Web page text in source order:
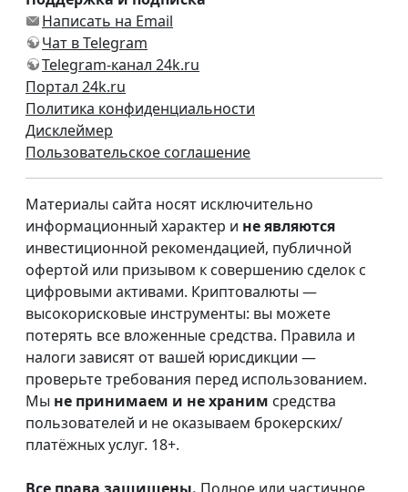
Написать на Email
Чат в Telegram
Telegram-канал 24k.ru
Портал 24k.ru
Политика конфиденциальности
Дисклеймер
Пользовательское соглашение
Материалы сайта носят исключительно
информационный характер и не являются
инвестиционной рекомендацией, публичной
офертой или призывом к совершению сделок с
цифровыми активами. Криптовалюты —
высокорисковые инструменты: вы можете
потерять все вложенные средства. Правила и
налоги зависят от вашей юрисдикции —
проверьте требования перед использованием.
Мы не принимаем и не храним средства
пользователей и не оказываем брокерских/
платёжных услуг. 18+.